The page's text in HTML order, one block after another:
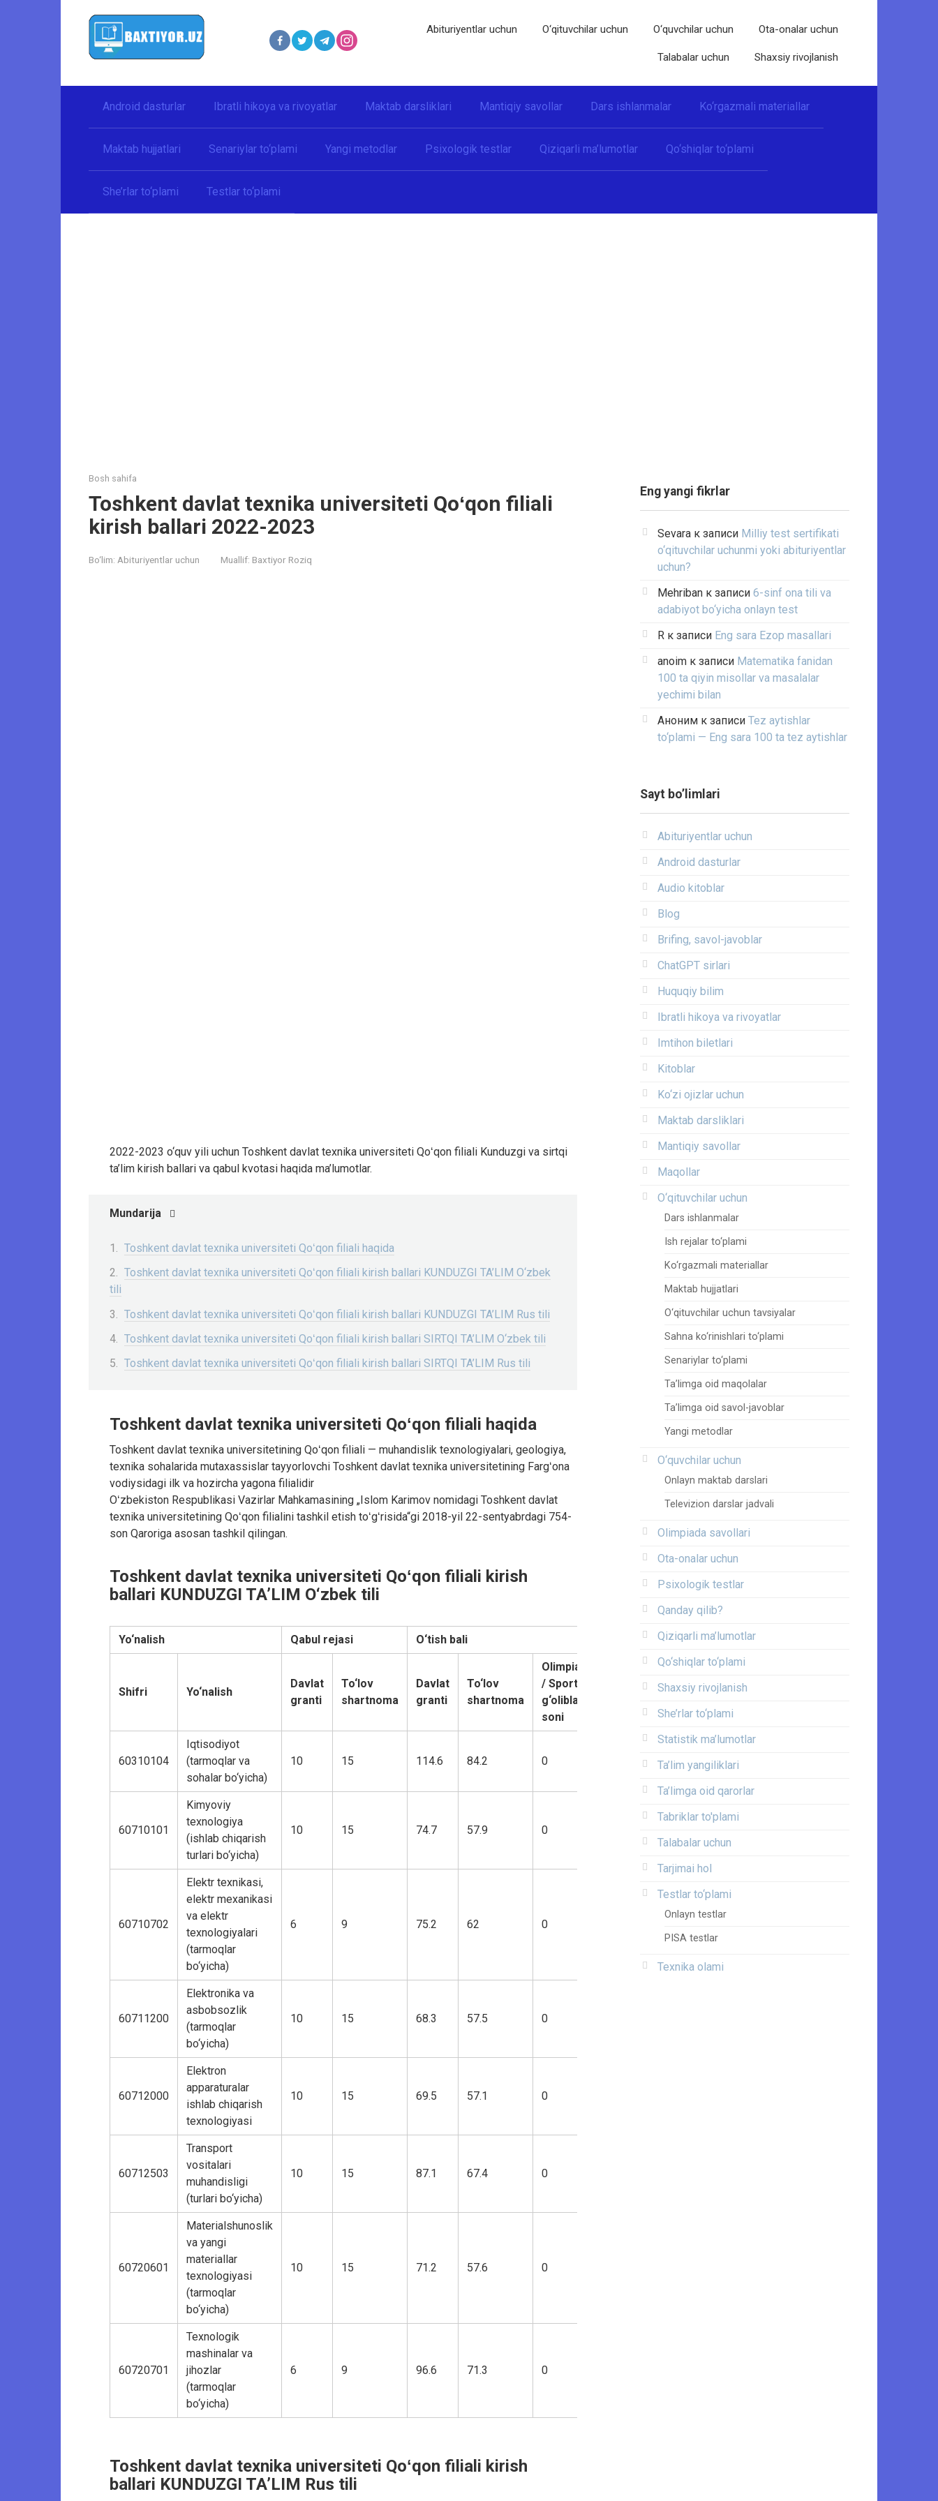
Abituriyentlar uchun O‘qituvchilar uchun O‘quvchilar uchun Ota-onalar uchun
Talabalar uchun Shaxsiy rivojlanish
Android dasturlar Ibratli hikoya va rivoyatlar Maktab darsliklari Mantiqiy savollar Dars ishlanmalar Ko‘rgazmali materiallar
Maktab hujjatlari Senariylar to‘plami Yangi metodlar Psixologik testlar Qiziqarli ma’lumotlar Qo‘shiqlar to‘plami
She’rlar to‘plami Testlar to‘plami
Bosh sahifa
Toshkent davlat texnika universiteti Qoʻqon filiali
kirish ballari 2022-2023
Bo‘lim: Abituriyentlar uchun Muallif: Baxtiyor Roziq
2022-2023 o‘quv yili uchun Toshkent davlat texnika universiteti Qoʻqon filiali Kunduzgi va sirtqi
ta’lim kirish ballari va qabul kvotasi haqida ma’lumotlar.
Mundarija
Toshkent davlat texnika universiteti Qoʻqon filiali haqida
Toshkent davlat texnika universiteti Qoʻqon filiali kirish ballari KUNDUZGI TA’LIM O‘zbek
tili
Toshkent davlat texnika universiteti Qoʻqon filiali kirish ballari KUNDUZGI TA’LIM Rus tili
Toshkent davlat texnika universiteti Qoʻqon filiali kirish ballari SIRTQI TA’LIM O‘zbek tili
Toshkent davlat texnika universiteti Qoʻqon filiali kirish ballari SIRTQI TA’LIM Rus tili
Toshkent davlat texnika universiteti Qoʻqon filiali haqida
Toshkent davlat texnika universitetining Qoʻqon filiali — muhandislik texnologiyalari, geologiya,
texnika sohalarida mutaxassislar tayyorlovchi Toshkent davlat texnika universitetining Fargʻona
vodiysidagi ilk va hozircha yagona filialidir
Oʻzbekiston Respublikasi Vazirlar Mahkamasining „Islom Karimov nomidagi Toshkent davlat
texnika universitetining Qoʻqon filialini tashkil etish toʻgʻrisida“gi 2018-yil 22-sentyabrdagi 754-
son Qaroriga asosan tashkil qilingan.
Toshkent davlat texnika universiteti Qoʻqon filiali kirish
ballari KUNDUZGI TA’LIM O‘zbek tili
Yo‘nalish Qabul rejasi O‘tish bali
Shifri Yo‘nalish
Davlat
granti
To‘lov
shartnoma
Davlat
granti
To‘lov
shartnoma
Olimpiada
/ Sport
g‘oliblari
soni
60310104
Iqtisodiyot
(tarmoqlar va
sohalar bo‘yicha)
10 15 114.6 84.2 0
60710101
Kimyoviy
texnologiya
(ishlab chiqarish
turlari bo‘yicha)
10 15 74.7 57.9 0
60710702
Elektr texnikasi,
elektr mexanikasi
va elektr
texnologiyalari
(tarmoqlar
bo‘yicha)
6 9 75.2 62 0
60711200
Elektronika va
asbobsozlik
(tarmoqlar
bo‘yicha)
10 15 68.3 57.5 0
60712000
Elektron
apparaturalar
ishlab chiqarish
texnologiyasi
10 15 69.5 57.1 0
60712503
Transport
vositalari
muhandisligi
(turlari bo‘yicha)
10 15 87.1 67.4 0
60720601
Materialshunoslik
va yangi
materiallar
texnologiyasi
(tarmoqlar
bo‘yicha)
10 15 71.2 57.6 0
60720701
Texnologik
mashinalar va
jihozlar
(tarmoqlar
bo‘yicha)
6 9 96.6 71.3 0
Toshkent davlat texnika universiteti Qoʻqon filiali kirish
ballari KUNDUZGI TA’LIM Rus tili
Eng yangi fikrlar
Sevara к записи Milliy test sertifikati
o‘qituvchilar uchunmi yoki abituriyentlar
uchun?
Mehriban к записи 6-sinf ona tili va
adabiyot bo‘yicha onlayn test
R к записи Eng sara Ezop masallari
anoim к записи Matematika fanidan
100 ta qiyin misollar va masalalar
yechimi bilan
Аноним к записи Tez aytishlar
to‘plami — Eng sara 100 ta tez aytishlar
Sayt bo’limlari
Abituriyentlar uchun
Android dasturlar
Audio kitoblar
Blog
Brifing, savol-javoblar
ChatGPT sirlari
Huquqiy bilim
Ibratli hikoya va rivoyatlar
Imtihon biletlari
Kitoblar
Ko‘zi ojizlar uchun
Maktab darsliklari
Mantiqiy savollar
Maqollar
O‘qituvchilar uchun
Dars ishlanmalar
Ish rejalar to‘plami
Ko‘rgazmali materiallar
Maktab hujjatlari
O‘qituvchilar uchun tavsiyalar
Sahna ko‘rinishlari to‘plami
Senariylar to‘plami
Ta’limga oid maqolalar
Ta’limga oid savol-javoblar
Yangi metodlar
O‘quvchilar uchun
Onlayn maktab darslari
Televizion darslar jadvali
Olimpiada savollari
Ota-onalar uchun
Psixologik testlar
Qanday qilib?
Qiziqarli ma’lumotlar
Qo‘shiqlar to‘plami
Shaxsiy rivojlanish
She’rlar to‘plami
Statistik ma’lumotlar
Ta’lim yangiliklari
Ta’limga oid qarorlar
Tabriklar to'plami
Talabalar uchun
Tarjimai hol
Testlar to‘plami
Onlayn testlar
PISA testlar
Texnika olami